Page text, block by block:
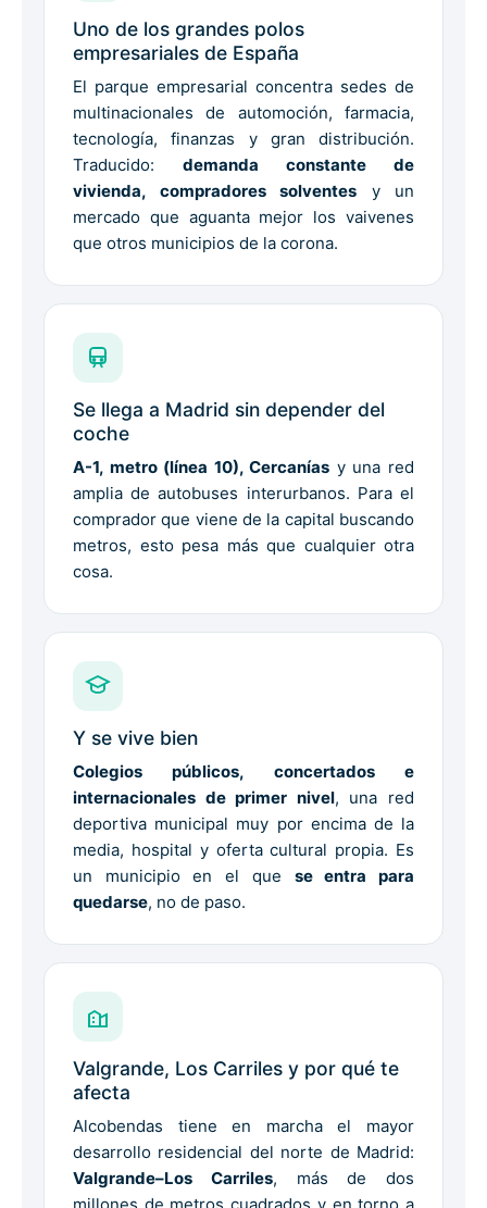
Uno de los grandes polos
empresariales de España
El parque empresarial concentra sedes de
multinacionales de automoción, farmacia,
tecnología, finanzas y gran distribución.
Traducido: demanda constante de
vivienda, compradores solventes y un
mercado que aguanta mejor los vaivenes
que otros municipios de la corona.
Se llega a Madrid sin depender del
coche
A-1, metro (línea 10), Cercanías y una red
amplia de autobuses interurbanos. Para el
comprador que viene de la capital buscando
metros, esto pesa más que cualquier otra
cosa.
Y se vive bien
Colegios públicos, concertados e
internacionales de primer nivel, una red
deportiva municipal muy por encima de la
media, hospital y oferta cultural propia. Es
un municipio en el que se entra para
quedarse, no de paso.
Valgrande, Los Carriles y por qué te
afecta
Alcobendas tiene en marcha el mayor
desarrollo residencial del norte de Madrid:
Valgrande–Los Carriles, más de dos